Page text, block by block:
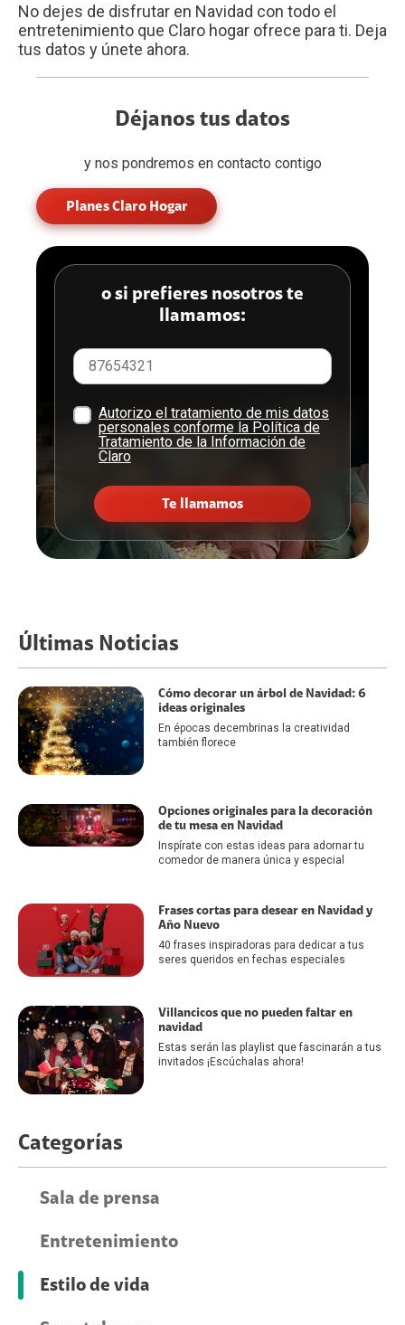
No dejes de disfrutar en Navidad con todo el
entretenimiento que Claro hogar ofrece para ti. Deja
tus datos y únete ahora.
Déjanos tus datos
y nos pondremos en contacto contigo
Planes Claro Hogar
o si prefieres nosotros te
llamamos:
Autorizo el tratamiento de mis datos
personales conforme la Política de
Tratamiento de la Información de
Claro
Te llamamos
Últimas Noticias
Cómo decorar un árbol de Navidad: 6
ideas originales
En épocas decembrinas la creatividad
también florece
Opciones originales para la decoración
de tu mesa en Navidad
Inspírate con estas ideas para adornar tu
comedor de manera única y especial
Frases cortas para desear en Navidad y
Año Nuevo
40 frases inspiradoras para dedicar a tus
seres queridos en fechas especiales
Villancicos que no pueden faltar en
navidad
Estas serán las playlist que fascinarán a tus
invitados ¡Escúchalas ahora!
Categorías
Sala de prensa
Entretenimiento
Estilo de vida